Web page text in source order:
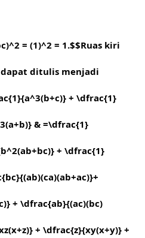
= (1)^2 = 1.$$Ruas kiri
ditulis menjadi
+ \dfrac{1}
& =\dfrac{1}
+ \dfrac{1}
+ \dfrac{ab}{(ac)(bc)
+ \dfrac{z}{xy(x+y)} +